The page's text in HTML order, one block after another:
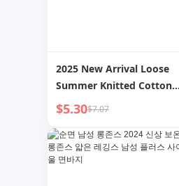
2025 New Arrival Loose
Summer Knitted Cotton
round Neck Pullover Short
Sleeve Pants Pajamas
Women s Suit Casual
Homewear
$5.30$7.07